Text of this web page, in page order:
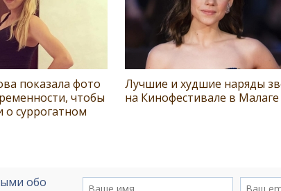
показала фото
чтобы
о суррогатном
Лучшие и худшие наряды
на Кинофестивале в Малаге
обо